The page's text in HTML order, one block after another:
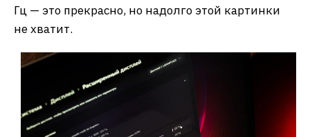
Гц — это прекрасно, но надолго этой картинки
не хватит.